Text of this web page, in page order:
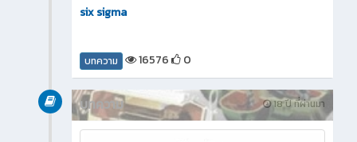
six sigma
บทความ 16576 0
18 ปี ที่ผ่านมา
บทความ